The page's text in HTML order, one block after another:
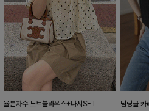
율븐자수 도트블라우스+나시SET 덤링클 카